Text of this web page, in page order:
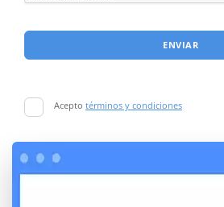
ENVIAR
Acepto términos y condiciones